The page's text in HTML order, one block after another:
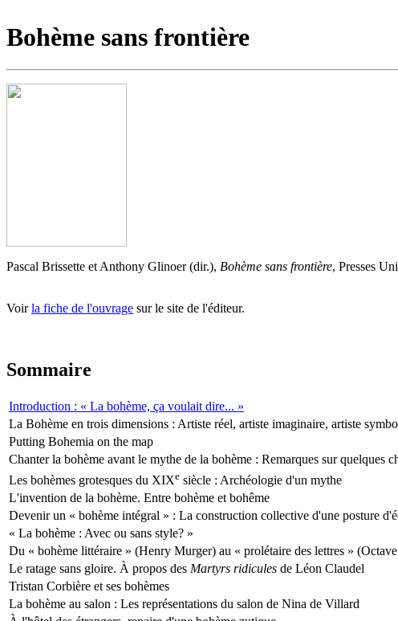
Bohème sans frontière
Pascal Brissette et Anthony Glinoer(dir.), Bohème sans frontière, Presses
Voirla fiche de l'ouvrage sur le site de l'éditeur.
Sommaire
Introduction : « La bohème, ça voulait dire... »
La Bohème en trois dimensions : Artiste réel, artiste imaginaire, artiste
Putting Bohemia on the map
Chanter la bohème avant le mythe de la bohème : Remarques sur quelques
Les bohèmes grotesques du XIXe siècle : Archéologie d'un mythe
L'invention de la bohème. Entre bohème et bohême
Devenir un « bohème intégral » : La construction collective d'une posture
« La bohème : Avec ou sans style? »
Du « bohème littéraire » (Henry Murger) au « prolétaire des lettres »
Le ratage sans gloire. À propos des Martyrs ridicules de Léon Claudel
Tristan Corbière et ses bohèmes
La bohème au salon : Les représentations du salon de Nina de Villard